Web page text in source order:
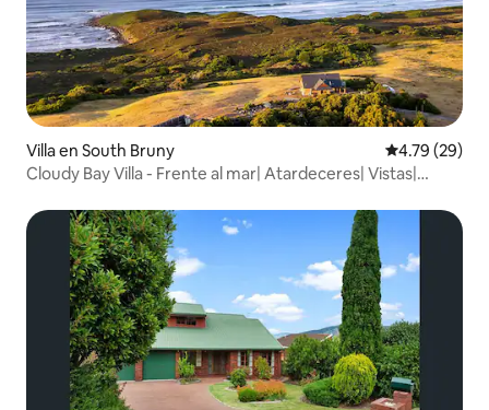
Villa en South Bruny Calificación
4.79 (29)
Cloudy Bay Villa - Frente al mar| Atardeceres| Vistas|